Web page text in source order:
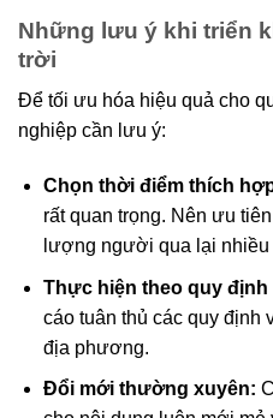
Những lưu ý khi triển
trời
Để tối ưu hóa hiệu quả cho
nghiệp cần lưu ý:
Chọn thời điểm thích
rất quan trọng. Nên ưu
lượng người qua lại nhiều
Thực hiện theo quy định
cáo tuân thủ các quy định
địa phương.
Đổi mới thường xuyên: